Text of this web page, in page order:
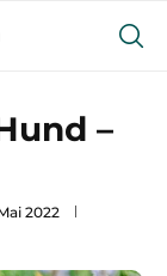
–
2022